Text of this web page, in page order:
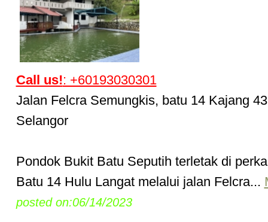
Call us!: +60193030301
Jalan Felcra Semungkis, batu 14 Kajang
Selangor
Pondok Bukit Batu Seputih terletak di
Batu 14 Hulu Langat melalui jalan Felcra...
posted on:06/14/2023